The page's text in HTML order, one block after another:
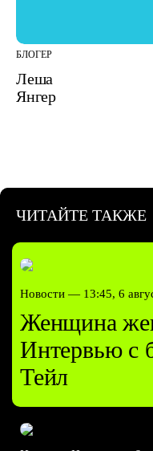
БЛОГЕР
Леша
Янгер
ЧИТАЙТЕ ТАКЖЕ
Новости — 13:45, 6
Женщина
Интервью с
Тейл